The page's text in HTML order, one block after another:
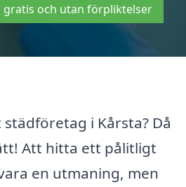
gratis och utan förpliktelser
i Kårsta? Då
Att hitta ett pålitligt
en utmaning, men